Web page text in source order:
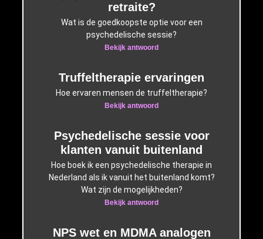
retraite?
Wat is de goedkoopste optie voor een
psychedelische sessie?
Bekijk antwoord
Truffeltherapie ervaringen
Hoe ervaren mensen de truffeltherapie?
Bekijk antwoord
Psychedelische sessie voor
klanten vanuit buitenland
Hoe boek ik een psychedelische therapie in
Nederland als ik vanuit het buitenland komt?
Wat zijn de mogelijkheden?
Bekijk antwoord
NPS wet en MDMA analogen